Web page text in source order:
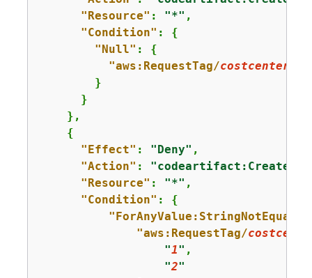
"Resource" : "*" ,
"Condition" : {
"Null" : {
"aws:RequestTag/costcenter
        }
      }
    },
{
"Effect" : "Deny" ,
"Action" :
"Resource" : "*" ,
"Condition" : {
"ForAnyValue:StringNotEquals"
"aws:RequestTag/
"1" ,
"2"